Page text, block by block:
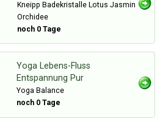
Kneipp Badekristalle Lotus Jasmin
Orchidee
noch 0 Tage
Yoga Lebens-Fluss
Entspannung Pur
Yoga Balance
noch 0 Tage